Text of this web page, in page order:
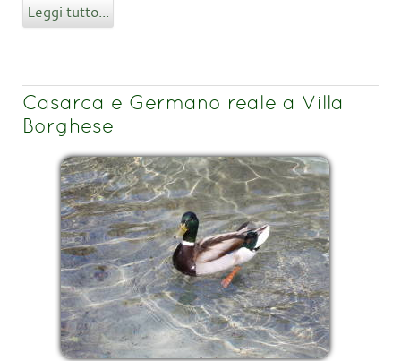
Leggi tutto...
Casarca e Germano reale a Villa
Borghese